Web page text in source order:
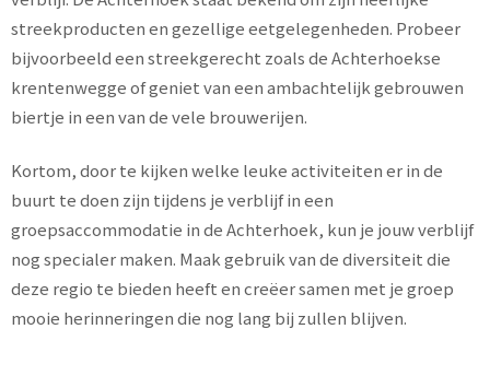
streekproducten en gezellige eetgelegenheden. Probeer
bijvoorbeeld een streekgerecht zoals de Achterhoekse
krentenwegge of geniet van een ambachtelijk gebrouwen
biertje in een van de vele brouwerijen.
Kortom, door te kijken welke leuke activiteiten er in de
buurt te doen zijn tijdens je verblijf in een
groepsaccommodatie in de Achterhoek, kun je jouw verblijf
nog specialer maken. Maak gebruik van de diversiteit die
deze regio te bieden heeft en creëer samen met je groep
mooie herinneringen die nog lang bij zullen blijven.